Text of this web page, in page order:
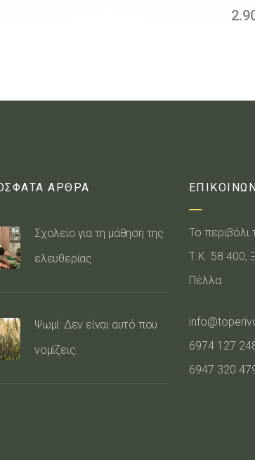
ΑΡΘΡΑ
Σχολείο για τη μάθηση της
ελευθερίας
Ψωμί: Δεν είναι αυτό που
νομίζεις.
Το περιβόλι
Τ.Κ. 58 400,
Πέλλα
6974 127
6947 320